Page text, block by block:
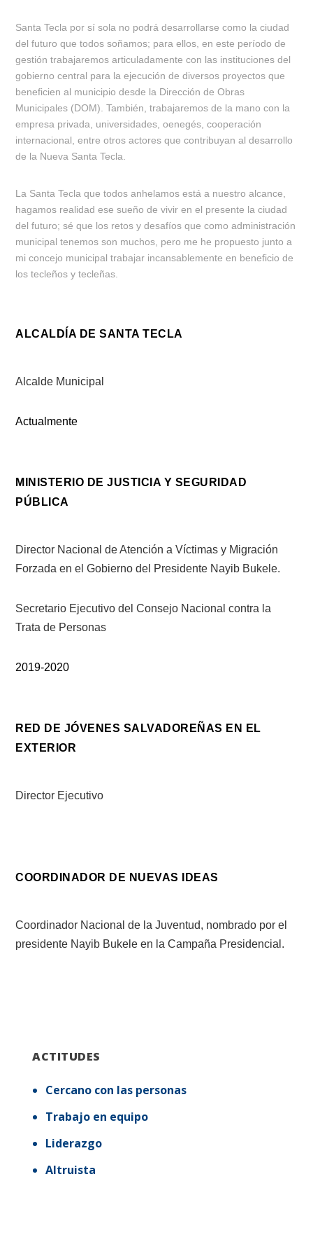
Santa Tecla por sí sola no podrá desarrollarse como la ciudad
del futuro que todos soñamos; para ellos, en este período de
gestión trabajaremos articuladamente con las instituciones del
gobierno central para la ejecución de diversos proyectos que
beneficien al municipio desde la Dirección de Obras
Municipales (DOM). También, trabajaremos de la mano con la
empresa privada, universidades, oenegés, cooperación
internacional, entre otros actores que contribuyan al desarrollo
de la Nueva Santa Tecla.
La Santa Tecla que todos anhelamos está a nuestro alcance,
hagamos realidad ese sueño de vivir en el presente la ciudad
del futuro; sé que los retos y desafíos que como administración
municipal tenemos son muchos, pero me he propuesto junto a
mi concejo municipal trabajar incansablemente en beneficio de
los tecleños y tecleñas.
ALCALDÍA DE SANTA TECLA
Alcalde Municipal
Actualmente
MINISTERIO DE JUSTICIA Y SEGURIDAD
PÚBLICA
Director Nacional de Atención a Víctimas y Migración
Forzada en el Gobierno del Presidente Nayib Bukele.
Secretario Ejecutivo del Consejo Nacional contra la
Trata de Personas
2019-2020
RED DE JÓVENES SALVADOREÑAS EN EL
EXTERIOR
Director Ejecutivo
COORDINADOR DE NUEVAS IDEAS
Coordinador Nacional de la Juventud, nombrado por el
presidente Nayib Bukele en la Campaña Presidencial.
ACTITUDES
Cercano con las personas
Trabajo en equipo
Liderazgo
Altruista